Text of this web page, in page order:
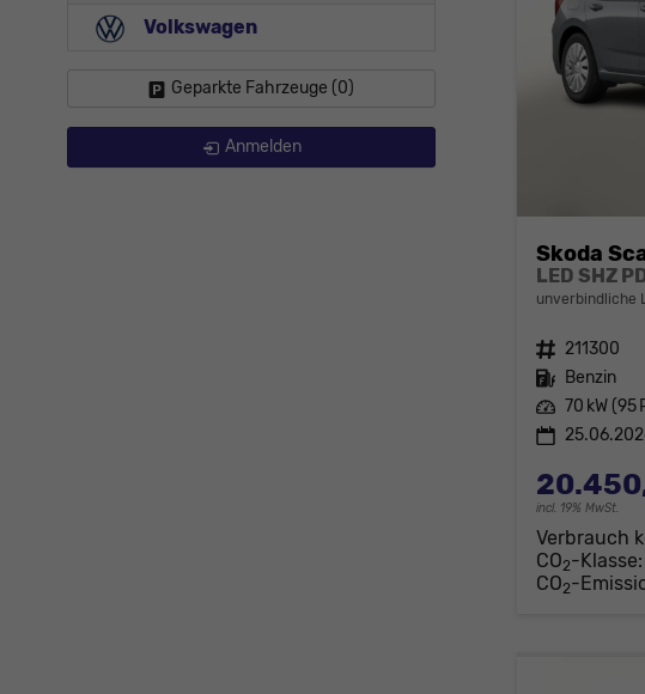
Skoda
LED SHZ
unverbindliche
Fahrzeugnr. 211300
Kraftstoff Benzin
Leistung 70 kW (95
incl. 19% MwSt.
Verbrauch
CO2-Klasse:
CO2-
Volkswagen
Geparkte Fahrzeuge (0)
Anmelden